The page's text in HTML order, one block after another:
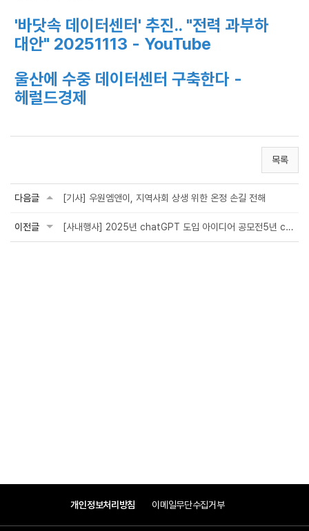
'바닷속 데이터센터' 추진.. "전력 과부하
대안" 20251113 - YouTube
울산에 수중 데이터센터 구축한다 -
헤럴드경제
목록
다음글 [기사] 우원엠앤이, 지역사회 상생 위한 온정 손길 전해
이전글 [사내행사] 2025년 chatGPT 도입 아이디어 공모전5년 chatGPT 도입 아이디어 공모전
개인정보처리방침 이메일무단수집거부